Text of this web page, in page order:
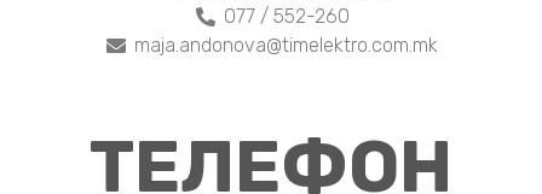
077 / 552-260
maja.andonova@timelektro.com.mk
ТЕЛЕФОН